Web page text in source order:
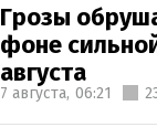
Грозы
фоне
августа
7 августа, 06:21